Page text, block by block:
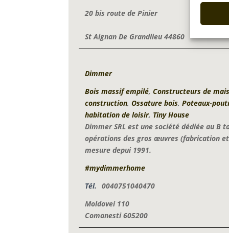
20 bis route de Pinier
St Aignan De Grandlieu 44860
Dimmer
Bois massif empilé,Constructeurs de
construction,Ossature bois,Poteaux-
habitation de loisir, Tiny House
Dimmer SRL est une société dédiée au B
opérations des gros œuvres (fabrication
mesure depui 1991.
#mydimmerhome
Tél.
0040751040470
Moldovei 110
Comanesti 605200